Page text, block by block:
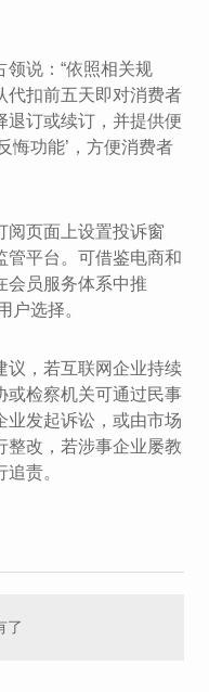
领说：“依照相关规
代扣前五天即对消费者
退订或续订，并提供便
悔功能’，方便消费者
阅页面上设置投诉窗
管平台。可借鉴电商和
会员服务体系中推
户选择。
议，若互联网企业持续
或检察机关可通过民事
业发起诉讼，或由市场
整改，若涉事企业屡教
责。
了